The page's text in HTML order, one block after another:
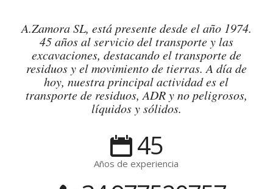
A.Zamora SL, está presente desde el año 1974.
45 años al servicio del transporte y las
excavaciones, destacando el transporte de
residuos y el movimiento de tierras. A día de
hoy, nuestra principal actividad es el
transporte de residuos, ADR y no peligrosos,
líquidos y sólidos.
45
Años de experiencia